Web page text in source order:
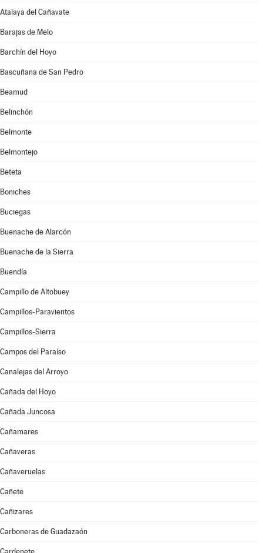
Atalaya del Cañavate
Barajas de Melo
Barchín del Hoyo
Bascuñana de San Pedro
Beamud
Belinchón
Belmonte
Belmontejo
Beteta
Boniches
Buciegas
Buenache de Alarcón
Buenache de la Sierra
Buendía
Campillo de Altobuey
Campillos-Paravientos
Campillos-Sierra
Campos del Paraíso
Canalejas del Arroyo
Cañada del Hoyo
Cañada Juncosa
Cañamares
Cañaveras
Cañaveruelas
Cañete
Cañizares
Carboneras de Guadazaón